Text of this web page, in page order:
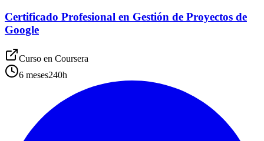
Certificado Profesional en Gestión de Proyectos de
Google
Curso en Coursera
6 meses240h